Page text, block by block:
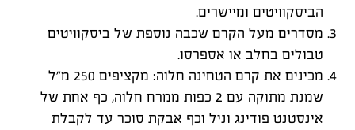
הביסקוויטים ומיישרים.
מסדרים מעל הקרם שכבה נוספת של ביסקוויטים
טבולים בחלב או אספרסו.
מכינים את קרם הטחינה חלוה: מקציפים 250 מ"ל
שמנת מתוקה עם 2 כפות ממרח חלוה, כף אחת של
אינסטנט פודינג וניל וכף אבקת סוכר עד לקבלת